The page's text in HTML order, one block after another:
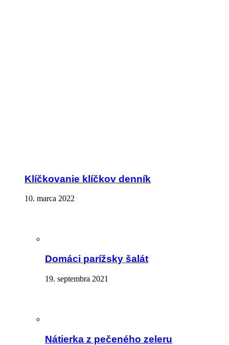
Klíčkovanie klíčkov denník
10. marca 2022
Domáci parížsky šalát
19. septembra 2021
Nátierka z pečeného zeleru